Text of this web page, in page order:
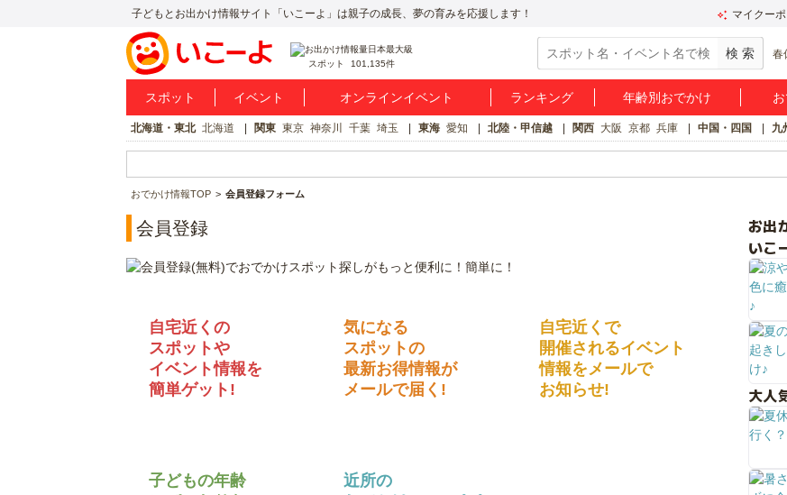
子どもとお出かけ情報サイト「いこーよ」は親子の成長、夢の育みを応援します！ マイクー
スポット 101,135件
春
スポット イベント オンラインイベント ランキング 年齢別おでかけ
北海道・東北 北海道 関東 東京 神奈川 千葉 埼玉 東海 愛知 北陸・甲信越 関西 大阪 京都 兵庫 中国・四国 九
おでかけ情報TOP 会員登録フォーム
会員登録
自宅近くの
スポットや
イベント情報を
簡単ゲット!
気になる
スポットの
最新お得情報が
メールで届く!
自宅近くで
開催されるイベント
情報をメールで
お知らせ!
子どもの年齢
近所の
お出
いこ
大人